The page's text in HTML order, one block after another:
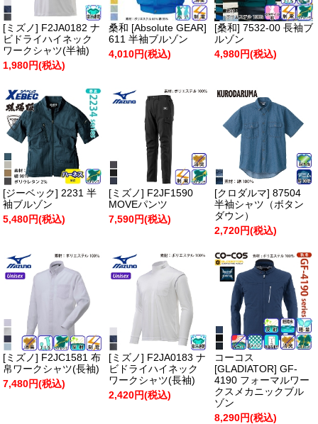
[ミズノ] F2JA0182 ナ
ビドライハイネック
ワークシャツ(半袖)
1,980円(税込)
桑和 [Absolute GEAR]
611 半袖ブルゾン
4,010円(税込)
[桑和] 7532-00 長袖ブ
ルゾン
4,980円(税込)
[ジーベック] 2231 半
袖ブルゾン
5,480円(税込)
[ミズノ] F2JF1590
MOVEパンツ
7,590円(税込)
[クロダルマ] 87504
半袖シャツ（ボタン
ダウン）
2,720円(税込)
[ミズノ] F2JC1581 布
帛ワークシャツ(長袖)
7,480円(税込)
[ミズノ] F2JA0183 ナ
ビドライハイネック
ワークシャツ(長袖)
2,420円(税込)
コーコス
[GLADIATOR] GF-
4190 フォーマルワー
クスメカニックブル
ゾン
8,290円(税込)